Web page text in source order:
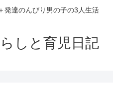
発達のんびり男の子の3人生活
しと育児日記